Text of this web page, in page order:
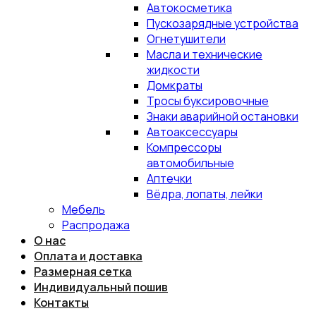
Автокосметика
Пускозарядные устройства
Огнетушители
Масла и технические
жидкости
Домкраты
Тросы буксировочные
Знаки аварийной остановки
Автоаксессуары
Компрессоры
автомобильные
Аптечки
Вёдра, лопаты, лейки
Мебель
Распродажа
О нас
Оплата и доставка
Размерная сетка
Индивидуальный пошив
Контакты